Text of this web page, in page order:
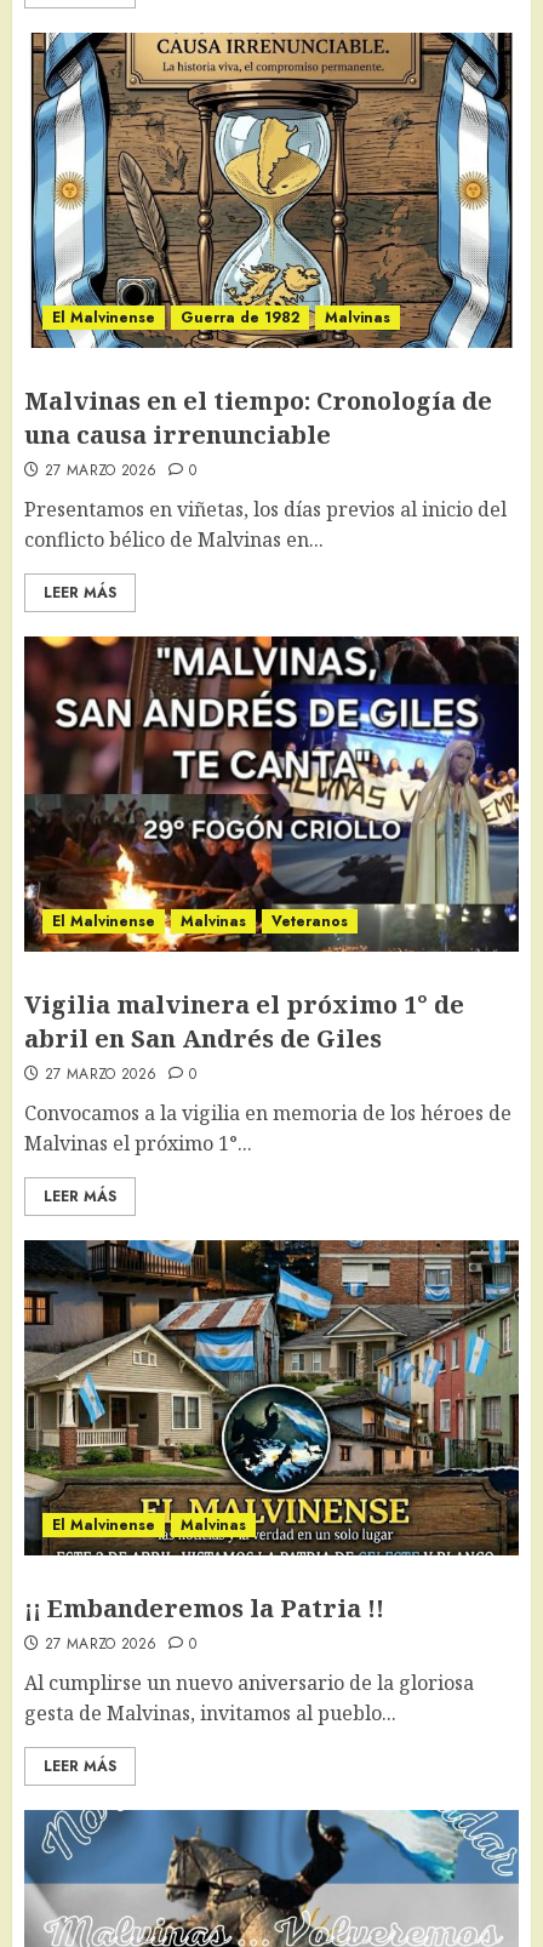
El Malvinense Guerra de 1982 Malvinas
Malvinas en el tiempo: Cronología de
una causa irrenunciable
27 MARZO 2026 0
Presentamos en viñetas, los días previos al inicio del
conflicto bélico de Malvinas en...
LEER MÁS
El Malvinense Malvinas Veteranos
Vigilia malvinera el próximo 1° de
abril en San Andrés de Giles
27 MARZO 2026 0
Convocamos a la vigilia en memoria de los héroes de
Malvinas el próximo 1°...
LEER MÁS
El Malvinense Malvinas
¡¡ Embanderemos la Patria !!
27 MARZO 2026 0
Al cumplirse un nuevo aniversario de la gloriosa
gesta de Malvinas, invitamos al pueblo...
LEER MÁS